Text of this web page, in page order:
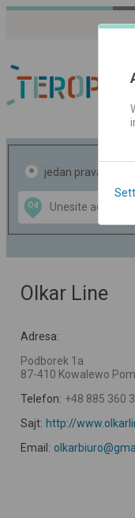
jedan pravac
Od
Data CC-BY-SA
OpenStreetMap
GeoLite data by
Olkar Line
Adresa:
Podborek 1a
87-410 Kowalewo
Telefon: +48 885 360
Sajt: http://
Email: